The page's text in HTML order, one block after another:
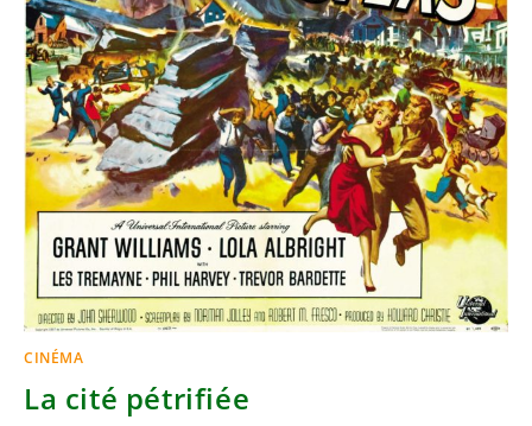
CINÉMA
La cité pétrifiée